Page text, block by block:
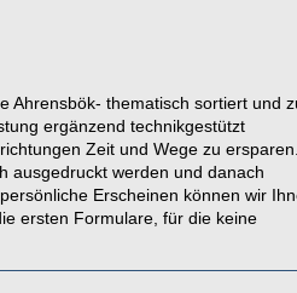
Ahrensbök- thematisch sortiert und
ergänzend technikgestützt
Zeit und Wege zu
ausgedruckt werden und danach
Erscheinen können wir
ersten Formulare, für die keine